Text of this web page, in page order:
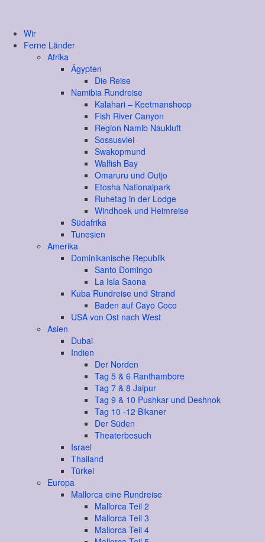
Wir
Ferne Länder
Afrika
Ägypten
Die Reise
Namibia Rundreise
Kalahari – Keetmanshoop
Fish River Canyon
Region Namib Naukluft
Sossusvlei
Swakopmund
Walfish Bay
Omaruru und Outjo
Etosha Nationalpark
Ruhetag in der Lodge
Windhoek und Heimreise
Südafrika
Tunesien
Amerika
Dominikanische Republik
Santo Domingo
La Isla Saona
Kuba Rundreise und Strand
Baden auf Cayo Coco
USA von Ost nach West
Asien
Dubai
Indien
Der Norden
Tag 5 & 6 Ranthambore
Tag 7 & 8 Jaipur
Tag 9 & 10 Pushkar und Deshnok
Tag 10 -12 Bikaner
Der Süden
Theaterbesuch
Israel
Thailand
Türkei
Europa
Mallorca eine Rundreise
Mallorca Teil 2
Mallorca Teil 3
Mallorca Teil 4